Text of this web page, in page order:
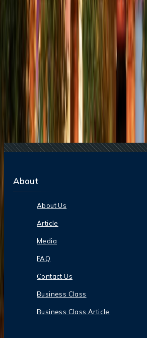
22 Jun, 2026 La Copa Mundial de la
Cuidar tu Bolsillo
04 Aug, 2026
Del ritmo al paraíso:
Brasil
Blogs de viajes relacionados
09 Jun, 2025
Centro Comercial
Restaurantes, Horarios y Cómo Llegar
04 Apr, 2025 El Centro Comercial
Compras Sobre El Mar
21 Mar, 2025
Centro Comercial
Horarios de Apertura/Cierre y Servicios
27 Mar, 2025 Centro Comercial Las
Tiendas, Horario, Cine, Restaurantes
About
About Us
Article
Media
FAQ
Contact Us
Business Class
Business Class Article